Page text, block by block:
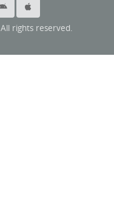
rights reserved.